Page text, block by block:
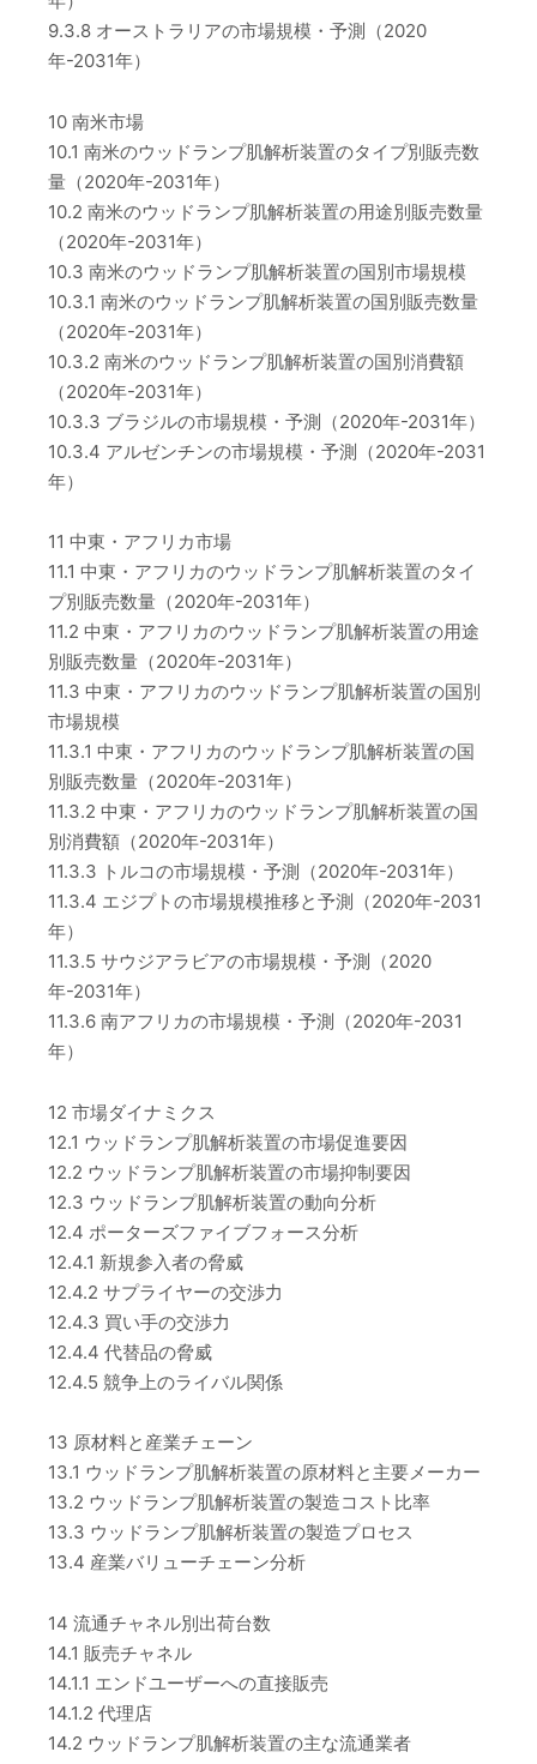
9.3.8 オーストラリアの市場規模・予測（2020
年-2031年）
10 南米市場
10.1 南米のウッドランプ肌解析装置のタイプ別販売数
量（2020年-2031年）
10.2 南米のウッドランプ肌解析装置の用途別販売数量
（2020年-2031年）
10.3 南米のウッドランプ肌解析装置の国別市場規模
10.3.1 南米のウッドランプ肌解析装置の国別販売数量
（2020年-2031年）
10.3.2 南米のウッドランプ肌解析装置の国別消費額
（2020年-2031年）
10.3.3 ブラジルの市場規模・予測（2020年-2031年）
10.3.4 アルゼンチンの市場規模・予測（2020年-2031
年）
11 中東・アフリカ市場
11.1 中東・アフリカのウッドランプ肌解析装置のタイ
プ別販売数量（2020年-2031年）
11.2 中東・アフリカのウッドランプ肌解析装置の用途
別販売数量（2020年-2031年）
11.3 中東・アフリカのウッドランプ肌解析装置の国別
市場規模
11.3.1 中東・アフリカのウッドランプ肌解析装置の国
別販売数量（2020年-2031年）
11.3.2 中東・アフリカのウッドランプ肌解析装置の国
別消費額（2020年-2031年）
11.3.3 トルコの市場規模・予測（2020年-2031年）
11.3.4 エジプトの市場規模推移と予測（2020年-2031
年）
11.3.5 サウジアラビアの市場規模・予測（2020
年-2031年）
11.3.6 南アフリカの市場規模・予測（2020年-2031
年）
12 市場ダイナミクス
12.1 ウッドランプ肌解析装置の市場促進要因
12.2 ウッドランプ肌解析装置の市場抑制要因
12.3 ウッドランプ肌解析装置の動向分析
12.4 ポーターズファイブフォース分析
12.4.1 新規参入者の脅威
12.4.2 サプライヤーの交渉力
12.4.3 買い手の交渉力
12.4.4 代替品の脅威
12.4.5 競争上のライバル関係
13 原材料と産業チェーン
13.1 ウッドランプ肌解析装置の原材料と主要メーカー
13.2 ウッドランプ肌解析装置の製造コスト比率
13.3 ウッドランプ肌解析装置の製造プロセス
13.4 産業バリューチェーン分析
14 流通チャネル別出荷台数
14.1 販売チャネル
14.1.1 エンドユーザーへの直接販売
14.1.2 代理店
14.2 ウッドランプ肌解析装置の主な流通業者